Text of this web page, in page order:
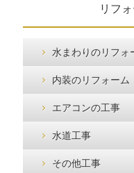
リフ
水まわりのリフォ
内装のリフォーム
エアコンの工事
水道工事
その他工事